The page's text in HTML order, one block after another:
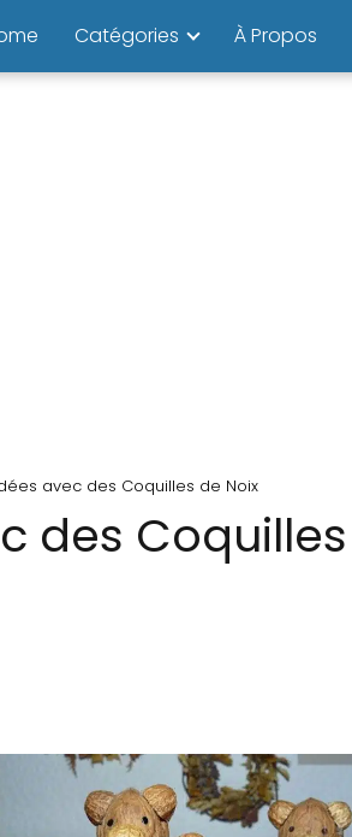
Catégories À Propos
avec des Coquilles de Noix
des Coquilles